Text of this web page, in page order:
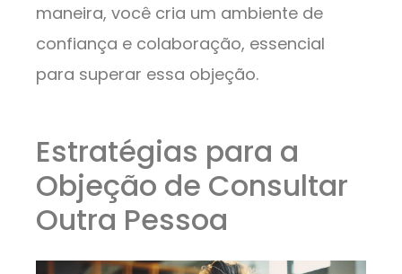
maneira, você cria um ambiente de
confiança e colaboração, essencial
para superar essa objeção.
Estratégias para a
Objeção de Consultar
Outra Pessoa